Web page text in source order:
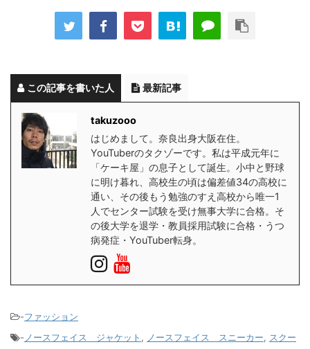
この記事を書いた人 最新記事
takuzooo
はじめまして。奈良出身大阪在住。
YouTuberのタクゾーです。私は平成元年に
「ケーキ屋」の息子として誕生。小中と野球
に明け暮れ、高校生の頃は偏差値34の高校に
通い、その後もう勉強のすえ高校から唯一1
人でセンター試験を受け無事大学に合格。そ
の後大学を退学・教員採用試験に合格・うつ
病発症・YouTuber転身。
-ファッション
- ノースフェイス ジャケット , ノースフェイス スニーカー, スクー